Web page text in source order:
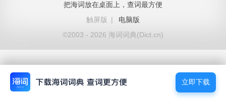
把海词放在桌面上，查词最方便
触屏版
|
电脑版
©2003 - 2026 海词词典(Dict.cn)
立即下载
立即下载